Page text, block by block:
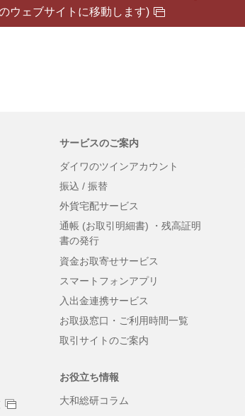
ウェブサイトに移動します)
サービスのご案内
ダイワのツインアカウント
振込 / 振替
外貨宅配サービス
通帳 (お取引明細書) ・残高証明
書の発行
資金お取寄せサービス
スマートフォンアプリ
入出金連携サービス
お取扱窓口・ご利用時間一覧
取引サイトのご案内
お役立ち情報
大和総研コラム